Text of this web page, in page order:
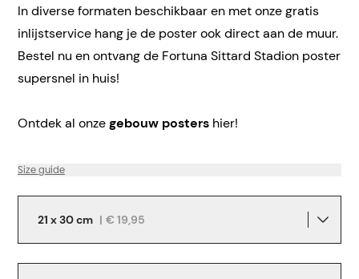
In diverse formaten beschikbaar en met onze gratis
inlijstservice hang je de poster ook direct aan de muur.
Bestel nu en ontvang de Fortuna Sittard Stadion poster
supersnel in huis!
Ontdek al onzegebouw posters hier!
Size guide
21 x 30 cm | € 19,95